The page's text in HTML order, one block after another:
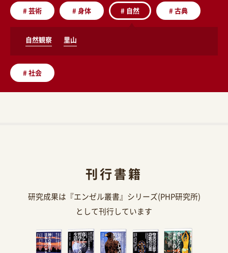
#芸術 #身体 # 自然
自然観察 里山
#古典
#社会
刊行書籍
研究成果は『エンゼル叢書』シリーズ(PHP研究所)
として刊行しています